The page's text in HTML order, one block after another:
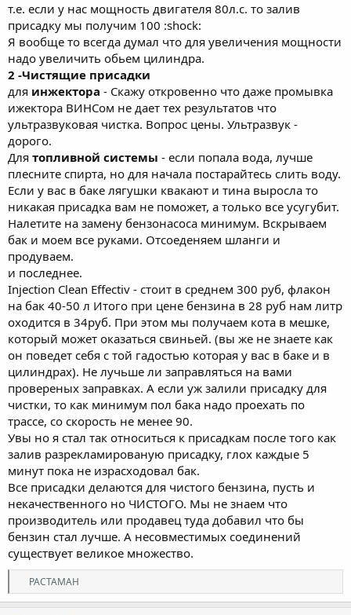
т.е. если у нас мощность двигателя 80л.с. то залив
присадку мы получим 100 :shock:
Я вообще то всегда думал что для увеличения мощности
надо увеличить обьем цилиндра.
2 -Чистящие присадки
для инжектора - Скажу откровенно что даже промывка
ижектора ВИНСом не дает тех результатов что
ультразвуковая чистка. Вопрос цены. Ультразвук -
дорого.
Для топливной системы - если попала вода, лучше
плесните спирта, но для начала постарайтесь слить воду.
Если у вас в баке лягушки квакают и тина выросла то
никакая присадка вам не поможет, а только все усугубит.
Налетите на замену бензонасоса минимум. Вскрываем
бак и моем все руками. Отсоеденяем шланги и
продуваем.
и последнее.
Injection Clean Effectiv - стоит в среднем 300 руб, флакон
на бак 40-50 л Итого при цене бензина в 28 руб нам литр
оходится в 34руб. При этом мы получаем кота в мешке,
который может оказаться свиньей. (вы же не знаете как
он поведет себя с той гадостью которая у вас в баке и в
цилиндрах). Не лучьше ли заправляться на вами
провереных заправках. А если уж залили присадку для
чистки, то как минимум пол бака надо проехать по
трассе, со скорость не менее 90.
Увы но я стал так относиться к присадкам после того как
залив разрекламированую присадку, глох каждые 5
минут пока не израсходовал бак.
Все присадки делаются для чистого бензина, пусть и
некачественного но ЧИСТОГО. Мы не знаем что
производитель или продавец туда добавил что бы
бензин стал лучше. А несовместимых соединений
существует великое множество.
Р
е
а
PACTAMAH